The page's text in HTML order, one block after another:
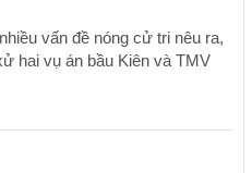
vấn đề nóng cử tri nêu ra,
hai vụ án bầu Kiên và TMV